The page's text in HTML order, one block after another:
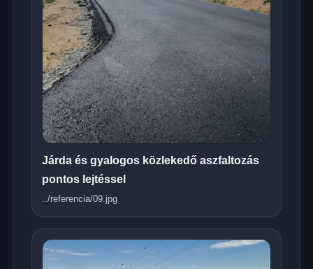
Járda és gyalogos közlekedő aszfaltozás
pontos lejtéssel
../referencia/09.jpg